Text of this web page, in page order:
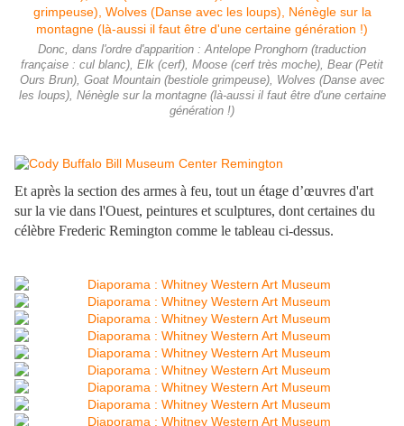
Donc, dans l'ordre d'apparition : Antelope Pronghorn (traduction
française : cul blanc), Elk (cerf), Moose (cerf très moche), Bear (Petit
Ours Brun), Goat Mountain (bestiole grimpeuse), Wolves (Danse avec
les loups), Nénègle sur la montagne (là-aussi il faut être d'une certaine
génération !)
Et après la section des armes à feu, tout un étage d’œuvres d'art
sur la vie dans l'Ouest, peintures et sculptures, dont certaines du
célèbre Frederic Remington comme le tableau ci-dessus.